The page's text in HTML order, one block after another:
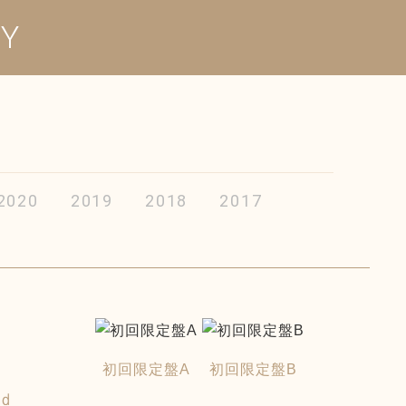
2019 2018 2017
初回限定盤A 初回限定盤B